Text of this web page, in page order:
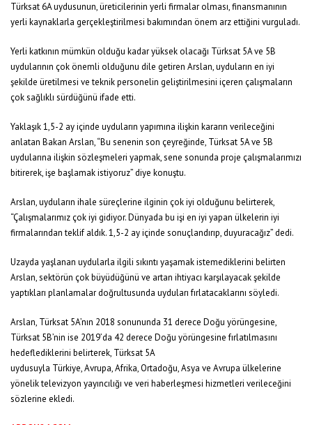
Türksat 6A uydusunun, üreticilerinin yerli firmalar olması, finansmanının
yerli kaynaklarla gerçekleştirilmesi bakımından önem arz ettiğini vurguladı.
Yerli katkının mümkün olduğu kadar yüksek olacağı Türksat 5A ve 5B
uydularının çok önemli olduğunu dile getiren Arslan, uyduların en iyi
şekilde üretilmesi ve teknik personelin geliştirilmesini içeren çalışmaların
çok sağlıklı sürdüğünü ifade etti.
Yaklaşık 1,5-2 ay içinde uyduların yapımına ilişkin kararın verileceğini
anlatan Bakan Arslan, “Bu senenin son çeyreğinde, Türksat 5A ve 5B
uydularına ilişkin sözleşmeleri yapmak, sene sonunda proje çalışmalarımızı
bitirerek, işe başlamak istiyoruz” diye konuştu.
Arslan, uyduların ihale süreçlerine ilginin çok iyi olduğunu belirterek,
“Çalışmalarımız çok iyi gidiyor. Dünyada bu işi en iyi yapan ülkelerin iyi
firmalarından teklif aldık. 1,5-2 ay içinde sonuçlandırıp, duyuracağız” dedi.
Uzayda yaşlanan uydularla ilgili sıkıntı yaşamak istemediklerini belirten
Arslan, sektörün çok büyüdüğünü ve artan ihtiyacı karşılayacak şekilde
yaptıkları planlamalar doğrultusunda uyduları fırlatacaklarını söyledi.
Arslan, Türksat 5A’nın 2018 sonununda 31 derece Doğu yörüngesine,
Türksat 5B’nin ise 2019’da 42 derece Doğu yörüngesine fırlatılmasını
hedeflediklerini belirterek, Türksat 5A
uydusuyla Türkiye, Avrupa, Afrika, Ortadoğu, Asya ve Avrupa ülkelerine
yönelik televizyon yayıncılığı ve veri haberleşmesi hizmetleri verileceğini
sözlerine ekledi.